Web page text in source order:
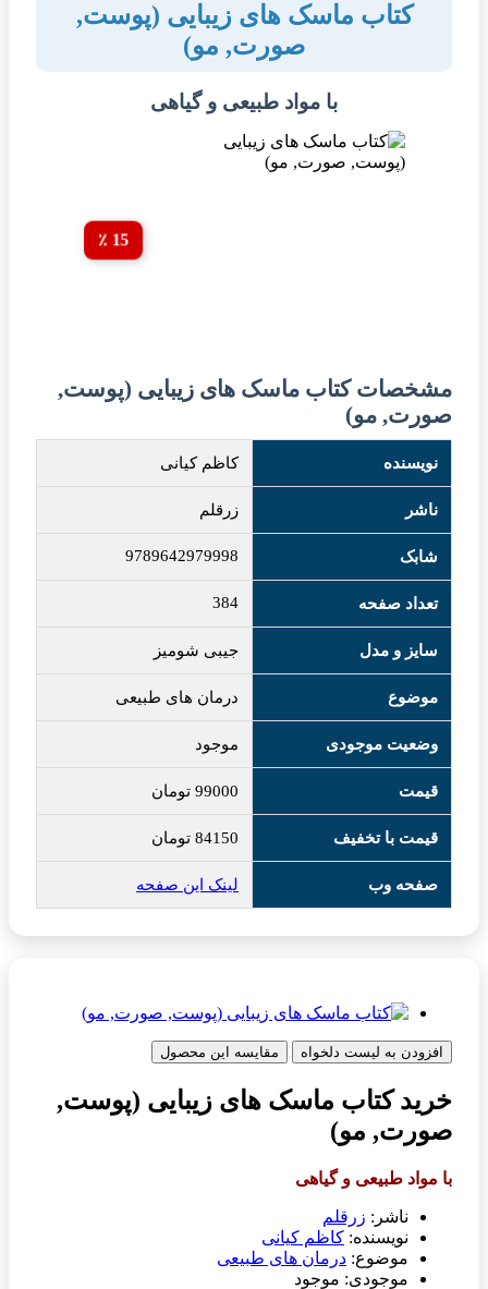
کتاب ماسک های زیبایی (پوست,
صورت, مو)
با مواد طبیعی و گیاهی
15 ٪
مشخصات کتاب ماسک های زیبایی (پوست,
صورت, مو)
نویسنده کاظم کیانی
ناشر زرقلم
شابک 9789642979998
تعداد صفحه 384
سایز و مدل جیبی شومیز
موضوع درمان های طبیعی
وضعیت موجودی موجود
قیمت 99000 تومان
قیمت با تخفیف 84150 تومان
صفحه وب لینک این صفحه
افزودن به لیست دلخواه مقایسه این محصول
خرید کتاب ماسک های زیبایی (پوست,
صورت, مو)
با مواد طبیعی و گیاهی
ناشر: زرقلم
نویسنده: کاظم کیانی
موضوع: درمان های طبیعی
موجودی: موجود